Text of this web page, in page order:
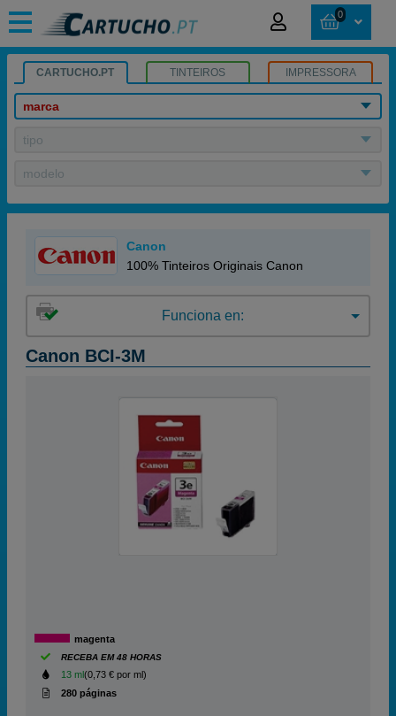
0
CARTUCHO.PT TINTEIROS IMPRESSORA
marca
tipo
modelo
Canon
100% Tinteiros Originais Canon
Funciona en:
Canon BCI-3M
magenta
RECEBA EM 48 HORAS
13 ml(0,73 € por ml)
280 páginas